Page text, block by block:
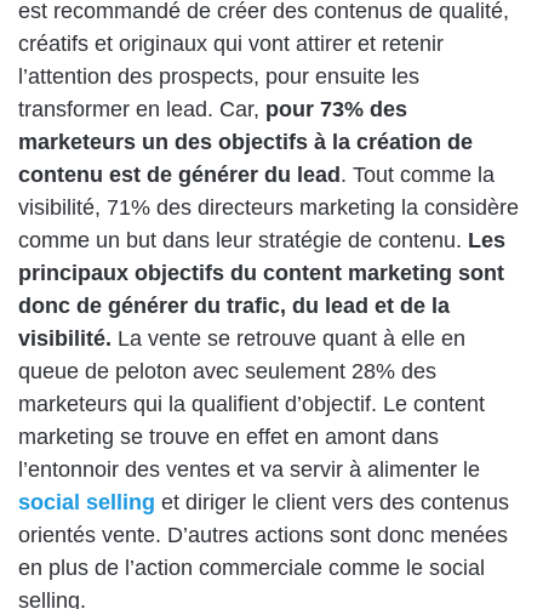
est recommandé de créer des contenus de qualité,
créatifs et originaux qui vont attirer et retenir
l’attention des prospects, pour ensuite les
transformer en lead. Car, pour 73% des
marketeurs un des objectifs à la création de
contenu est de générer du lead. Tout comme la
visibilité, 71% des directeurs marketing la considère
comme un but dans leur stratégie de contenu. Les
principaux objectifs du content marketing sont
donc de générer du trafic, du lead et de la
visibilité. La vente se retrouve quant à elle en
queue de peloton avec seulement 28% des
marketeurs qui la qualifient d’objectif. Le content
marketing se trouve en effet en amont dans
l’entonnoir des ventes et va servir à alimenter le
social selling et diriger le client vers des contenus
orientés vente. D’autres actions sont donc menées
en plus de l’action commerciale comme le social
selling.